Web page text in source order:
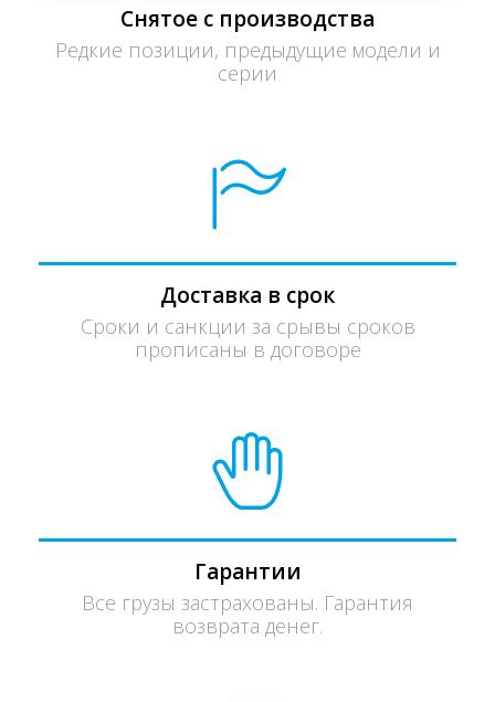
Снятое с производства
Редкие позиции, предыдущие модели и
серии
Доставка в срок
Сроки и санкции за срывы сроков
прописаны в договоре
Гарантии
Все грузы застрахованы. Гарантия
возврата денег.